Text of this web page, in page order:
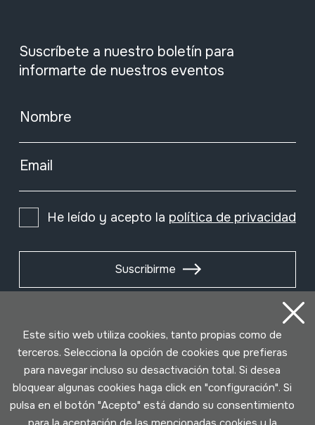
Suscríbete a nuestro boletín para
informarte de nuestros eventos
Nombre
Email
He leído y acepto la política de privacidad
Suscribirme
Este sitio web utiliza cookies, tanto propias como de
terceros. Selecciona la opción de cookies que prefieras
para navegar incluso su desactivación total. Si desea
bloquear algunas cookies haga click en "configuración". Si
pulsa en el botón "Acepto" está dando su consentimiento